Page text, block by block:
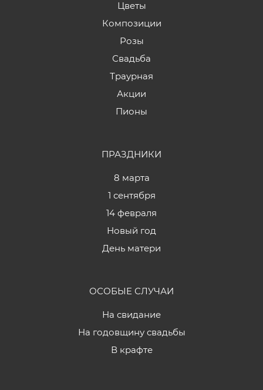
Цветы
Композиции
Розы
Свадьба
Траурная
Акции
Пионы
ПРАЗДНИКИ
8 марта
1 сентября
14 февраля
Новый год
День матери
ОСОБЫЕ СЛУЧАИ
На свидание
На годовщину свадьбы
В крафте